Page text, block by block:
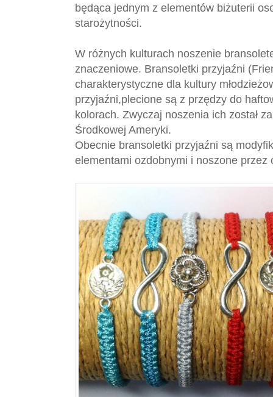
będąca jednym z elementów biżuterii
starożytności.
W różnych kulturach noszenie
znaczeniowe. Bransoletki przyjaźni
charakterystyczne dla kultury
przyjaźni,plecione są z przędzy do
kolorach. Zwyczaj noszenia ich został
Środkowej Ameryki.
Obecnie bransoletki przyjaźni są
elementami ozdobnymi i noszone przez